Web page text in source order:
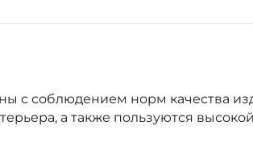
с соблюдением норм качества
а также пользуются